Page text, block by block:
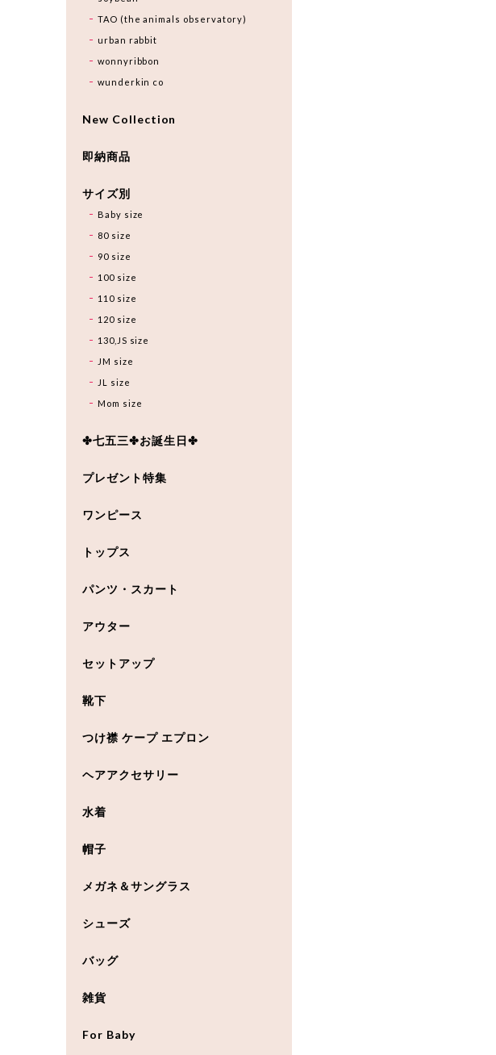
TAO (the animals observatory)
urban rabbit
wonnyribbon
wunderkin co
New Collection
即納商品
サイズ別
Baby size
80 size
90 size
100 size
110 size
120 size
130,JS size
JM size
JL size
Mom size
✤七五三✤お誕生日✤
プレゼント特集
ワンピース
トップス
パンツ・スカート
アウター
セットアップ
靴下
つけ襟 ケープ エプロン
ヘアアクセサリー
水着
帽子
メガネ＆サングラス
シューズ
バッグ
雑貨
For Baby